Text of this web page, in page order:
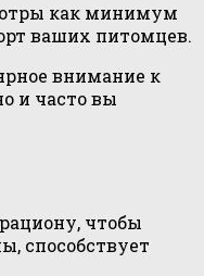
как минимум
ваших питомцев.
внимание к
и часто вы
чтобы
способствует